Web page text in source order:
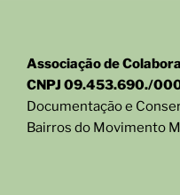
Associação de
CNPJ 09.453.690./
Documentação e
Bairros do Movimento